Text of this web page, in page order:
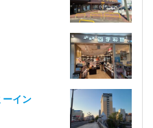
ーイン